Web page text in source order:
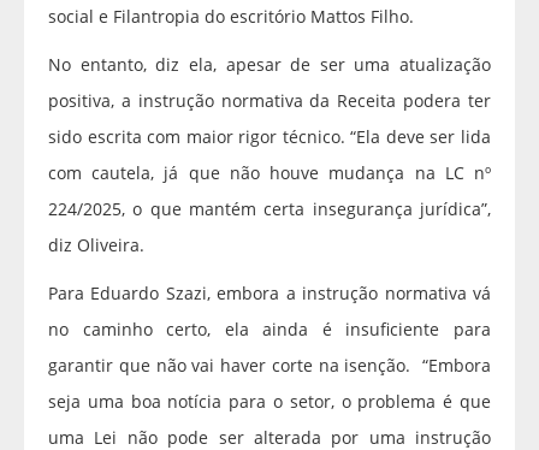
social e Filantropia do escritório Mattos Filho.
No entanto, diz ela, apesar de ser uma atualização
positiva, a instrução normativa da Receita podera ter
sido escrita com maior rigor técnico. “Ela deve ser lida
com cautela, já que não houve mudança na LC nº
224/2025, o que mantém certa insegurança jurídica”,
diz Oliveira.
Para Eduardo Szazi, embora a instrução normativa vá
no caminho certo, ela ainda é insuficiente para
garantir que não vai haver corte na isenção. “Embora
seja uma boa notícia para o setor, o problema é que
uma Lei não pode ser alterada por uma instrução